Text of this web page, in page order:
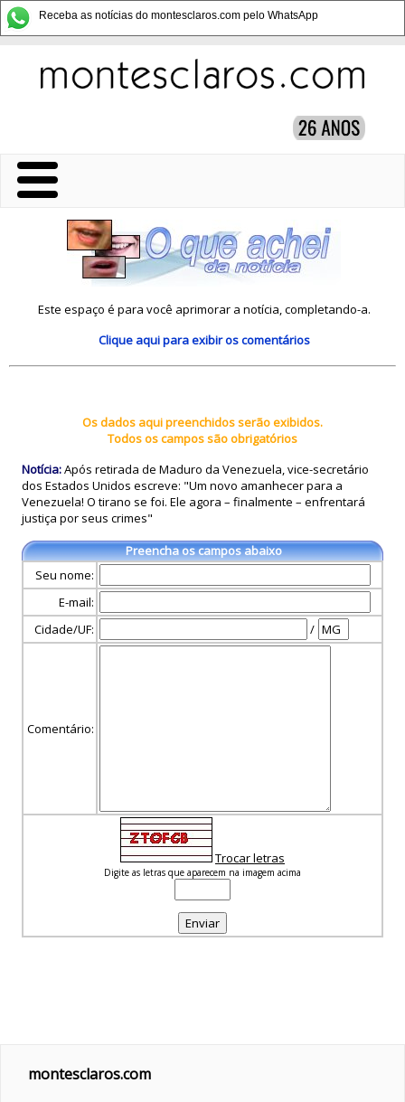
Receba as notícias do montesclaros.com pelo WhatsApp
Este espaço é para você aprimorar a notícia, completando-a.
Clique aquipara exibir os comentários
Os dados aqui preenchidos serão exibidos.
Todos os campos são obrigatórios
Notícia:Após retirada de Maduro da Venezuela, vice-secretário
dos Estados Unidos escreve: "Um novo amanhecer para a
Venezuela! O tirano se foi. Ele agora – finalmente – enfrentará
justiça por seus crimes"
Preencha os campos abaixo
Seu nome:
E-mail:
Cidade/UF:
/
Comentário:
Trocar letras
Digite as letras que aparecem na imagem acima
montesclaros.com